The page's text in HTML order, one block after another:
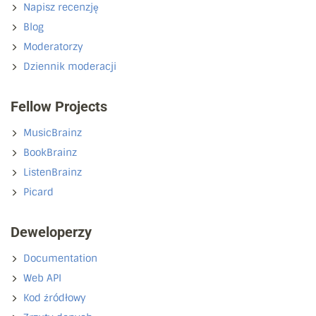
Napisz recenzję
Blog
Moderatorzy
Dziennik moderacji
Fellow Projects
MusicBrainz
BookBrainz
ListenBrainz
Picard
Deweloperzy
Documentation
Web API
Kod źródłowy